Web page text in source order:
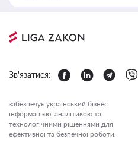
Зв'язатися:
забезпечує український бізнес
інформацією, аналітикою та
технологічними рішеннями для
ефективної та безпечної роботи.